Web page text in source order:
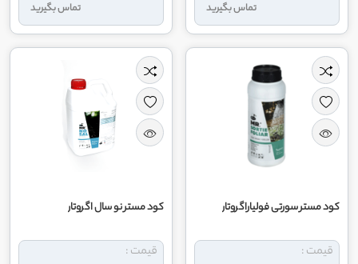
تماس بگیرید تماس بگیرید
کود مستر سورتی فولیاراگروتار
قیمت :
کود مستر نو سال اگروتار
قیمت :